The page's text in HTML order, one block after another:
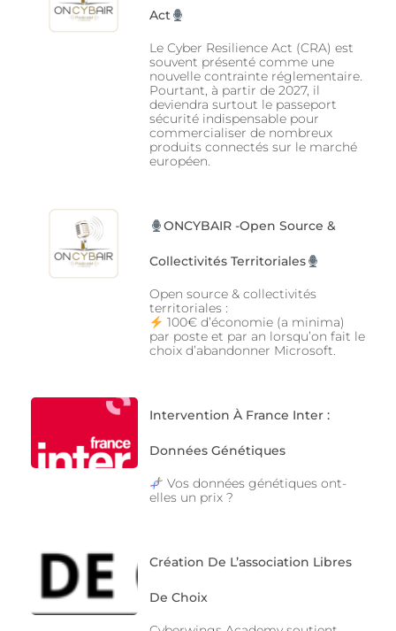
Act
Le Cyber Resilience Act (CRA) est
souvent présenté comme une
nouvelle contrainte réglementaire.
Pourtant, à partir de 2027, il
deviendra surtout le passeport
sécurité indispensable pour
commercialiser de nombreux
produits connectés sur le marché
européen.
ONCYBAIR -Open Source &
Collectivités Territoriales
Open source & collectivités
territoriales :
100€ d’économie (a minima)
par poste et par an lorsqu’on fait le
choix d’abandonner Microsoft.
Intervention À France Inter :
Données Génétiques
Vos données génétiques ont-
elles un prix ?
Création De L’association Libres
De Choix